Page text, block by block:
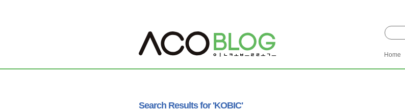
Home
Search Results for 'KOBIC'